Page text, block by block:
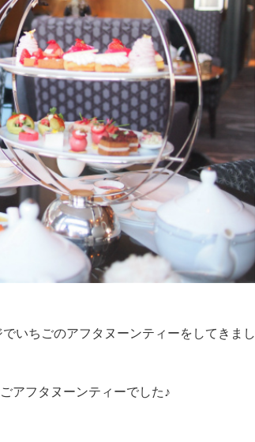
いちごのアフタヌーンティーをしてきまし
アフタヌーンティーでした♪